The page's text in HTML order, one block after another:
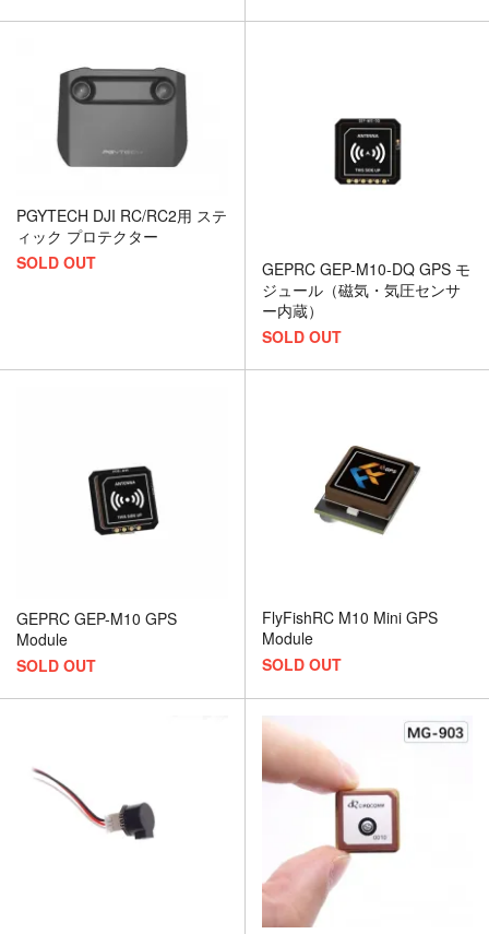
PGYTECH DJI RC/RC2用 ステ
ィック プロテクター
SOLD OUT
GEPRC GEP-M10-DQ GPS モ
ジュール（磁気・気圧センサ
ー内蔵）
SOLD OUT
GEPRC GEP-M10 GPS
Module
SOLD OUT
FlyFishRC M10 Mini GPS
Module
SOLD OUT